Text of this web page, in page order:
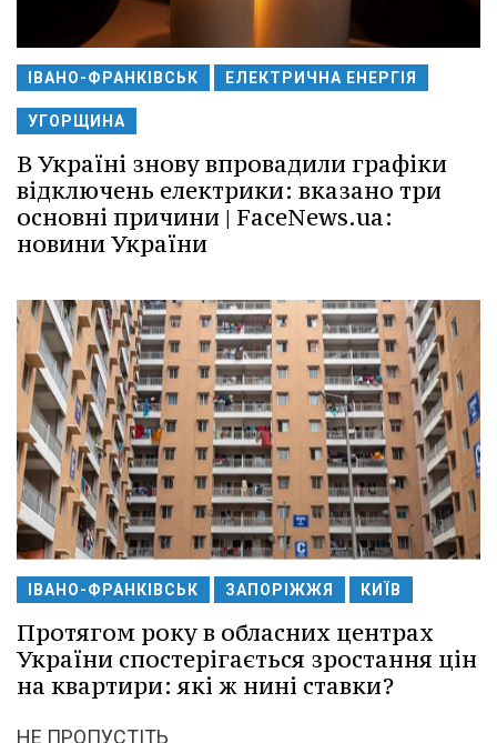
ІВАНО-ФРАНКІВСЬК ЕЛЕКТРИЧНА ЕНЕРГІЯ
УГОРЩИНА
В Україні знову впровадили графіки
відключень електрики: вказано три
основні причини | FaceNews.ua:
новини України
ІВАНО-ФРАНКІВСЬК ЗАПОРІЖЖЯ КИЇВ
Протягом року в обласних центрах
України спостерігається зростання цін
на квартири: які ж нині ставки?
НЕ ПРОПУСТІТЬ